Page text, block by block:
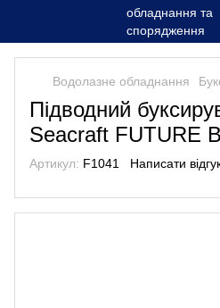
Водолазне обладнання
Підводний
Seacraft FUTURE
Артикул: F1041 Написати